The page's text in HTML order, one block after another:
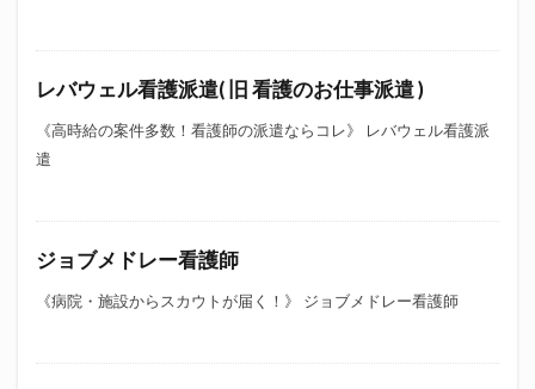
レバウェル看護派遣( 旧 看護のお仕事派遣 )
《高時給の案件多数！看護師の派遣ならコレ》 レバウェル看護派
遣
ジョブメドレー看護師
《病院・施設からスカウトが届く！》 ジョブメドレー看護師